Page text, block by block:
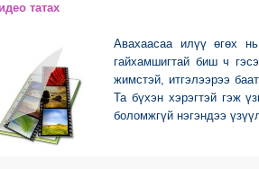
татаx
Авахаасаа илүү өгөх
гайхамшигтай биш ч
жимстэй, итгэлээрээ
Та бүхэн хэрэгтэй гэж
боломжгүй нэгэндээ